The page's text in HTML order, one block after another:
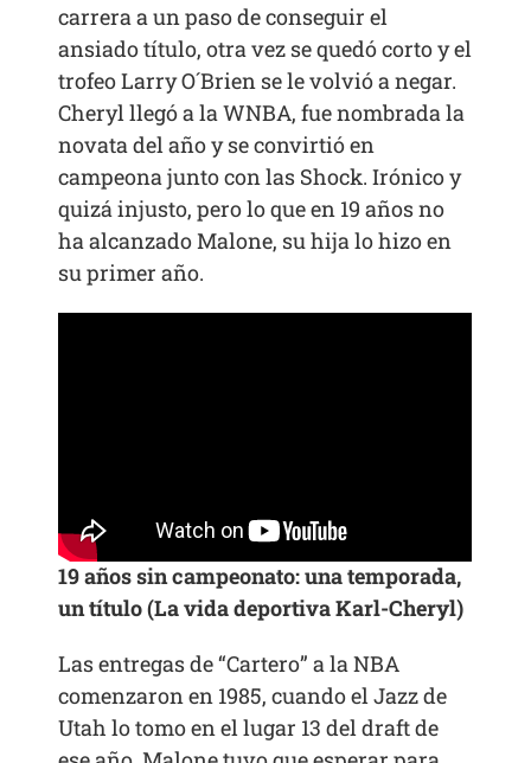
carrera a un paso de conseguir el
ansiado título, otra vez se quedó corto y el
trofeo Larry O´Brien se le volvió a negar.
Cheryl llegó a la WNBA, fue nombrada la
novata del año y se convirtió en
campeona junto con las Shock. Irónico y
quizá injusto, pero lo que en 19 años no
ha alcanzado Malone, su hija lo hizo en
su primer año.
19 años sin campeonato: una temporada,
un título (La vida deportiva Karl-Cheryl)
Las entregas de “Cartero” a la NBA
comenzaron en 1985, cuando el Jazz de
Utah lo tomo en el lugar 13 del draft de